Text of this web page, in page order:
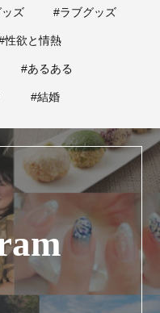
ズ #ラブグッズ
性欲と情熱
#あるある
#結婚